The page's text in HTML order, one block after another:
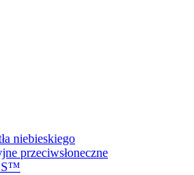
niebieskiego
przeciwsłoneczne
S™